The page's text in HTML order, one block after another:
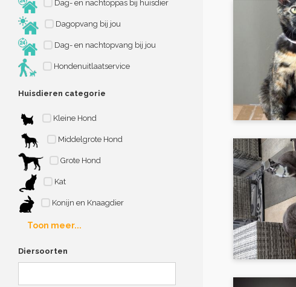
Dag- en nachtoppas bij huisdier
Dagopvang bij jou
Dag- en nachtopvang bij jou
Hondenuitlaatservice
Huisdieren categorie
Kleine Hond
Middelgrote Hond
Grote Hond
Kat
Konijn en Knaagdier
Toon meer...
Diersoorten